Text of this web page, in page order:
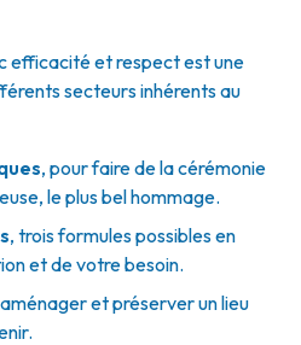
efficacité et respect est une
secteurs inhérents au
, pour faire de la cérémonie
le plus bel hommage.
, trois formules possibles en
et de votre besoin.
aménager et préserver un lieu